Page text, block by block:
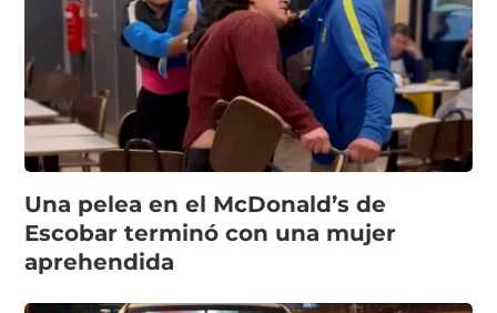
Una pelea en el McDonald’s de
Escobar terminó con una mujer
aprehendida